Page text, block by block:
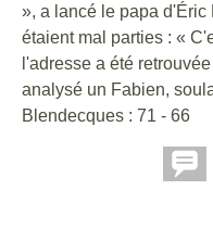
», a lancé le papa d'Éric
étaient mal parties : «
l'adresse a été
analysé un Fabien,
Blendecques : 71 - 66